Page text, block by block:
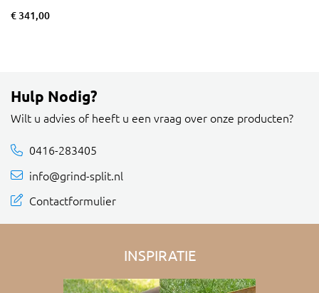
€ 341,00
Hulp Nodig?
Wilt u advies of heeft u een vraag over onze producten?
0416-283405
info@grind-split.nl
Contactformulier
INSPIRATIE